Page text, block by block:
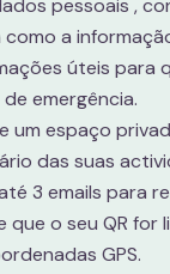
pessoais ,
como a
úteis para
emergência.
um espaço
das suas
3 emails para
que o seu QR for
GPS.